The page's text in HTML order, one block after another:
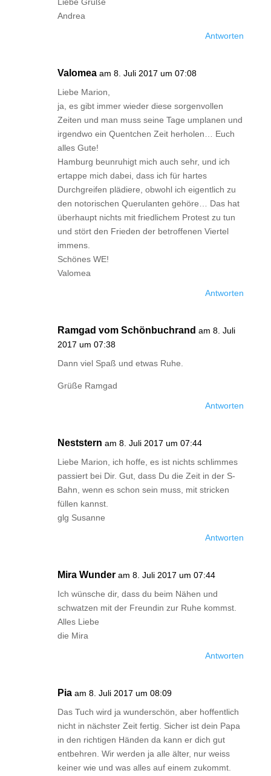
Andrea
Antworten
Valomea am 8. Juli 2017 um 07:08
Liebe Marion,
ja, es gibt immer wieder diese sorgenvollen
Zeiten und man muss seine Tage umplanen und
irgendwo ein Quentchen Zeit herholen… Euch
alles Gute!
Hamburg beunruhigt mich auch sehr, und ich
ertappe mich dabei, dass ich für hartes
Durchgreifen plädiere, obwohl ich eigentlich zu
den notorischen Querulanten gehöre… Das hat
überhaupt nichts mit friedlichem Protest zu tun
und stört den Frieden der betroffenen Viertel
immens.
Schönes WE!
Valomea
Antworten
Ramgad vom Schönbuchrand am 8. Juli
2017 um 07:38
Dann viel Spaß und etwas Ruhe.
Grüße Ramgad
Antworten
Neststern am 8. Juli 2017 um 07:44
Liebe Marion, ich hoffe, es ist nichts schlimmes
passiert bei Dir. Gut, dass Du die Zeit in der S-
Bahn, wenn es schon sein muss, mit stricken
füllen kannst.
glg Susanne
Antworten
Mira Wunder am 8. Juli 2017 um 07:44
Ich wünsche dir, dass du beim Nähen und
schwatzen mit der Freundin zur Ruhe kommst.
Alles Liebe
die Mira
Antworten
Pia am 8. Juli 2017 um 08:09
Das Tuch wird ja wunderschön, aber hoffentlich
nicht in nächster Zeit fertig. Sicher ist dein Papa
in den richtigen Händen da kann er dich gut
entbehren. Wir werden ja alle älter, nur weiss
keiner wie und was alles auf einem zukommt.